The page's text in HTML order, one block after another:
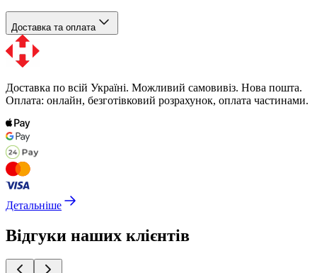
Доставка та оплата
Доставка по всій Україні. Можливий самовивіз. Нова пошта.
Оплата: онлайн, безготівковий розрахунок, оплата частинами.
Детальніше
Відгуки наших клієнтів